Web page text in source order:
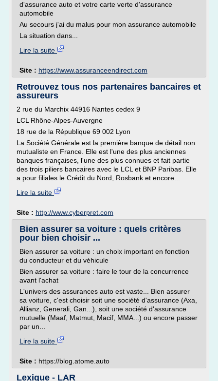
d'assurance auto et votre carte verte d'assurance
automobile
Au secours j'ai du malus pour mon assurance automobile
La situation dans...
Lire la suite
Site : https://www.assuranceendirect.com
Retrouvez tous nos partenaires bancaires et
assureurs
2 rue du Marchix 44916 Nantes cedex 9
LCL Rhône-Alpes-Auvergne
18 rue de la République 69 002 Lyon
La Société Générale est la première banque de détail non
mutualiste en France. Elle est l'une des plus anciennes
banques françaises, l'une des plus connues et fait partie
des trois piliers bancaires avec le LCL et BNP Paribas. Elle
a pour filiales le Crédit du Nord, Rosbank et encore...
Lire la suite
Site : http://www.cyberpret.com
Bien assurer sa voiture : quels critères
pour bien choisir ...
Bien assurer sa voiture : un choix important en fonction
du conducteur et du véhicule
Bien assurer sa voiture : faire le tour de la concurrence
avant l'achat
L'univers des assurances auto est vaste... Bien assurer
sa voiture, c'est choisir soit une société d'assurance (Axa,
Allianz, Generali, Gan...), soit une société d'assurance
mutuelle (Maaf, Matmut, Macif, MMA...) ou encore passer
par un...
Lire la suite
Site : https://blog.atome.auto
Lexique - LAR